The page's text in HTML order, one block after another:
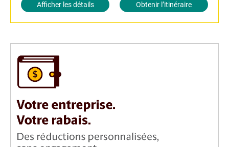
Afficher les détails Obtenir l’itinéraire